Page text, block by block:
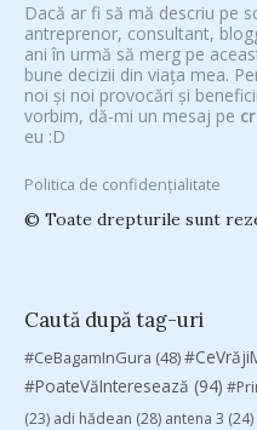
Dacă ar fi să mă descriu pe
antreprenor, consultant,
ani în urmă să merg pe
bune decizii din viața mea.
noi și noi provocări și
vorbim, dă-mi un mesaj pe
eu :D
Politica de confidențialitate
© Toate drepturile sunt
Caută după tag-uri
#CeBagamInGura (48)
#PoateVăInteresează (94)
(23) adi hădean (28) antena 3 (24)